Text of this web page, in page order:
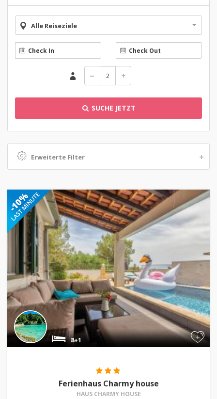
Alle Reiseziele
SUCHE JETZT
Erweiterte Filter
+
8+1
Ferienhaus Charmy house
HAUS CHARMY HOUSE